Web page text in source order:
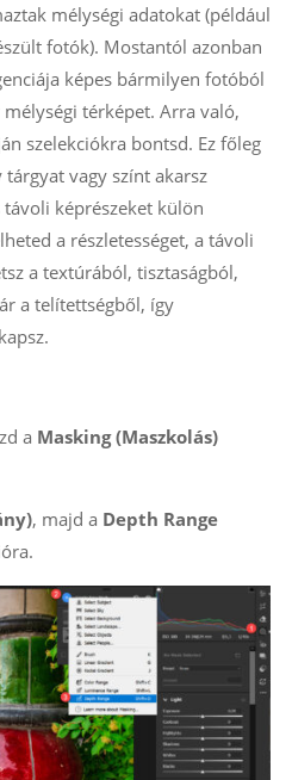
mélységi adatokat (például
fotók). Mostantól azonban
képes bármilyen fotóból
térképet. Arra való,
szelekciókra bontsd. Ez főleg
vagy színt akarsz
képrészeket külön
a részletességet, a távoli
a textúrából, tisztaságból,
a telítettségből, így
a Masking (Maszkolás)
, majd a Depth Range